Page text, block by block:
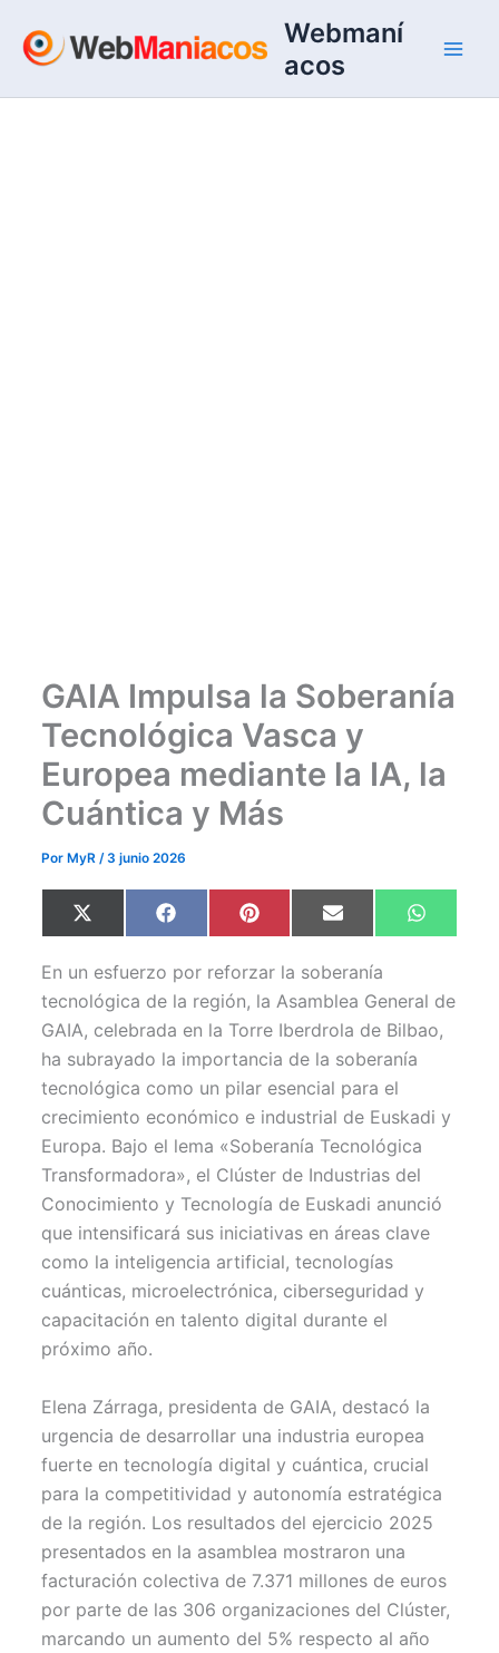
contenido
Webmaní
acos
GAIA Impulsa la Soberanía
Tecnológica Vasca y
Europea mediante la IA, la
Cuántica y Más
Por MyR/3 junio 2026
Compartir
en
X
(
w
i
t
t
e
)
Compartir
en
F
a
e
b
o
o
k
Compartir
en
P
i
t
e
r
e
s
Compartir
en
E
m
i
l
en
W
h
A
p
p
En un esfuerzo por reforzar la soberanía
tecnológica de la región, la Asamblea General de
GAIA, celebrada en la Torre Iberdrola de Bilbao,
ha subrayado la importancia de la soberanía
tecnológica como un pilar esencial para el
crecimiento económico e industrial de Euskadi y
Europa. Bajo el lema «Soberanía Tecnológica
Transformadora», el Clúster de Industrias del
Conocimiento y Tecnología de Euskadi anunció
que intensificará sus iniciativas en áreas clave
como la inteligencia artificial, tecnologías
cuánticas, microelectrónica, ciberseguridad y
capacitación en talento digital durante el
próximo año.
Elena Zárraga, presidenta de GAIA, destacó la
urgencia de desarrollar una industria europea
fuerte en tecnología digital y cuántica, crucial
para la competitividad y autonomía estratégica
de la región. Los resultados del ejercicio 2025
presentados en la asamblea mostraron una
facturación colectiva de 7.371 millones de euros
por parte de las 306 organizaciones del Clúster,
marcando un aumento del 5% respecto al año